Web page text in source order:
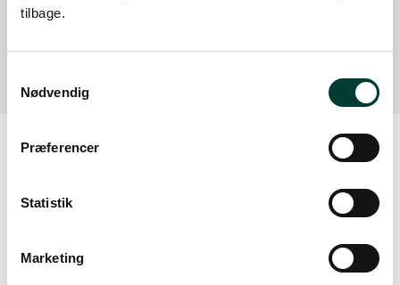
tilbage.
Nødvendig
Præferencer
Statistik
Marketing
Skjern Bådehavn